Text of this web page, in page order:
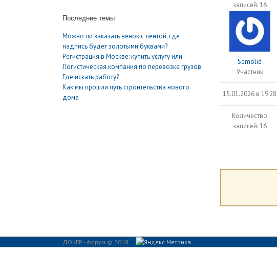
записей: 16
Semolid
Участник
15.01.2026 в 19:28
Количество
записей: 16
Последние темы
Можно ли заказать венок с лентой, где
надпись будет золотыми буквами?
Регистрация в Москве: купить услугу или.
Логистическая компания по перевозке грузов
Где искать работу?
Как мы прошли путь строительства нового
дома
ДОКЕР - форум © 2018